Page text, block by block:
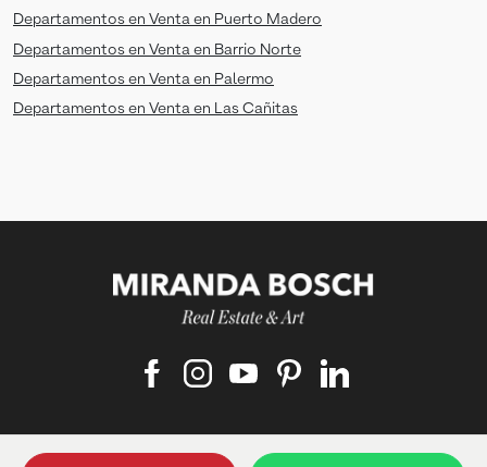
Departamentos en Venta en Puerto Madero
Departamentos en Venta en Barrio Norte
Departamentos en Venta en Palermo
Departamentos en Venta en Las Cañitas